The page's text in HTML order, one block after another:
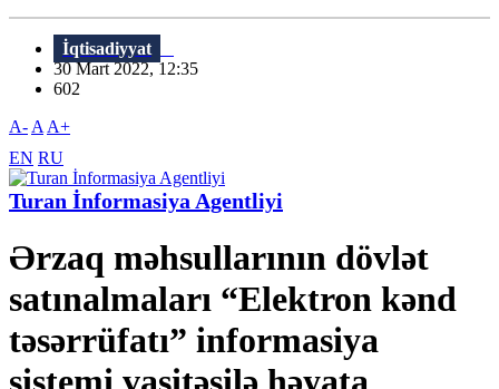
İqtisadiyyat
30 Mart 2022, 12:35
602
A- A A+
EN RU
Turan İnformasiya Agentliyi
Ərzaq məhsullarının dövlət
satınalmaları “Elektron kənd
təsərrüfatı” informasiya